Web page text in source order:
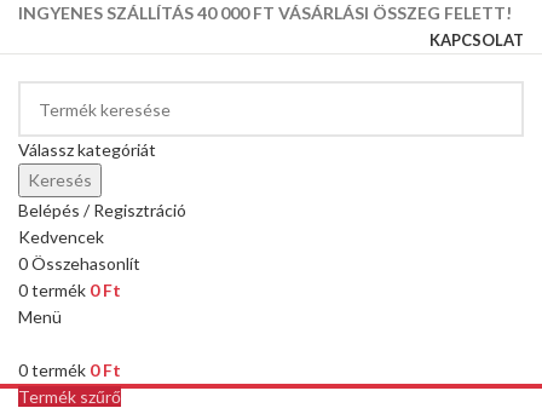
INGYENES SZÁLLÍTÁS 40 000 FT VÁSÁRLÁSI ÖSSZEG FELETT!
KAPCSOLAT
Válassz kategóriát
Keresés
Belépés / Regisztráció
Kedvencek
0Összehasonlít
0termék 0Ft
Menü
0termék 0Ft
Termék szűrő